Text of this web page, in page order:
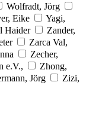
Wolfradt, Jörg
Eike
Yagi,
Haider
Zander,
Zarca Val,
Zecher,
e.V.,
Zhong,
Jörg
Zizi,